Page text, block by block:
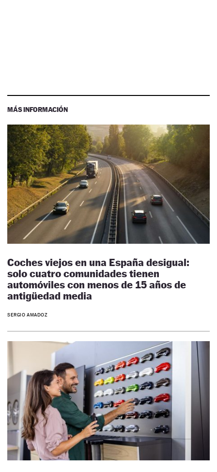
MÁS INFORMACIÓN
Coches viejos en una España desigual:
solo cuatro comunidades tienen
automóviles con menos de 15 años de
antigüedad media
SERGIO AMADOZ